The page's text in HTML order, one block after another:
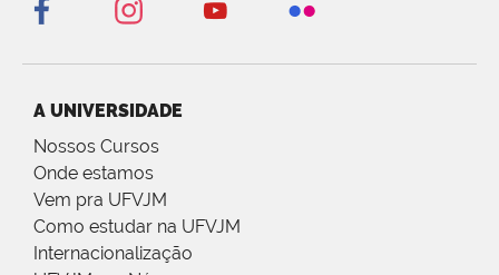
A UNIVERSIDADE
Nossos Cursos
Onde estamos
Vem pra UFVJM
Como estudar na UFVJM
Internacionalização